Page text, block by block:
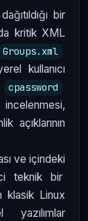
bir
kritik XML
Groups.xml
kullanıcı
cpassword
açıklarının
ve içindeki
teknik bir
klasik Linux